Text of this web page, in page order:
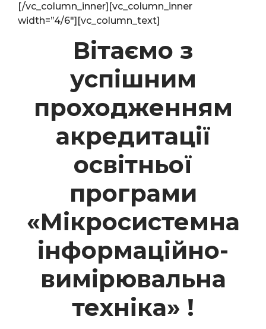
[/vc_column_inner][vc_column_inner
width=”4/6″][vc_column_text]
Вітаємо з
успішним
проходженням
акредитації
освітньої
програми
«Мікросистемна
інформаційно-
вимірювальна
техніка» !